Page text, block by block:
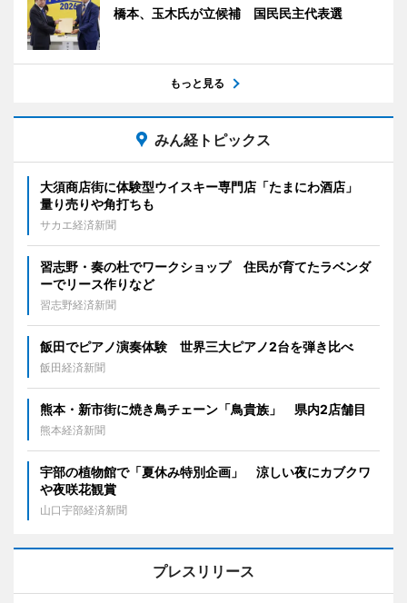
橋本、玉木氏が立候補 国民民主代表選
もっと見る
みん経トピックス
大須商店街に体験型ウイスキー専門店「たまにわ酒店」
量り売りや角打ちも
サカエ経済新聞
習志野・奏の杜でワークショップ 住民が育てたラベンダ
ーでリース作りなど
習志野経済新聞
飯田でピアノ演奏体験 世界三大ピアノ2台を弾き比べ
飯田経済新聞
熊本・新市街に焼き鳥チェーン「鳥貴族」 県内2店舗目
熊本経済新聞
宇部の植物館で「夏休み特別企画」 涼しい夜にカブクワ
や夜咲花観賞
山口宇部経済新聞
プレスリリース